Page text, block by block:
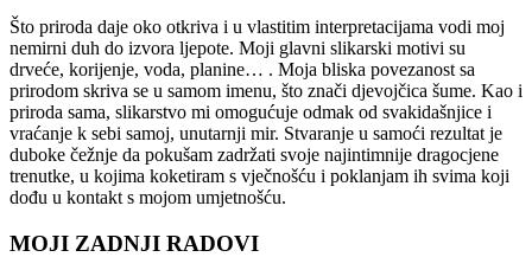
Što priroda daje oko otkriva i u vlastitim interpretacijama vodi moj
nemirni duh do izvora ljepote. Moji glavni slikarski motivi su
drveće, korijenje, voda, planine… . Moja bliska povezanost sa
prirodom skriva se u samom imenu, što znači djevojčica šume. Kao i
priroda sama, slikarstvo mi omogućuje odmak od svakidašnjice i
vraćanje k sebi samoj, unutarnji mir. Stvaranje u samoći rezultat je
duboke čežnje da pokušam zadržati svoje najintimnije dragocjene
trenutke, u kojima koketiram s vječnošću i poklanjam ih svima koji
dođu u kontakt s mojom umjetnošću.
MOJI ZADNJI RADOVI